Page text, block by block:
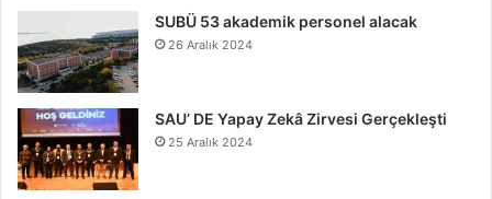
SUBÜ 53 akademik personel alacak
26 Aralık 2024
SAU’ DE Yapay Zekâ Zirvesi Gerçekleşti
25 Aralık 2024